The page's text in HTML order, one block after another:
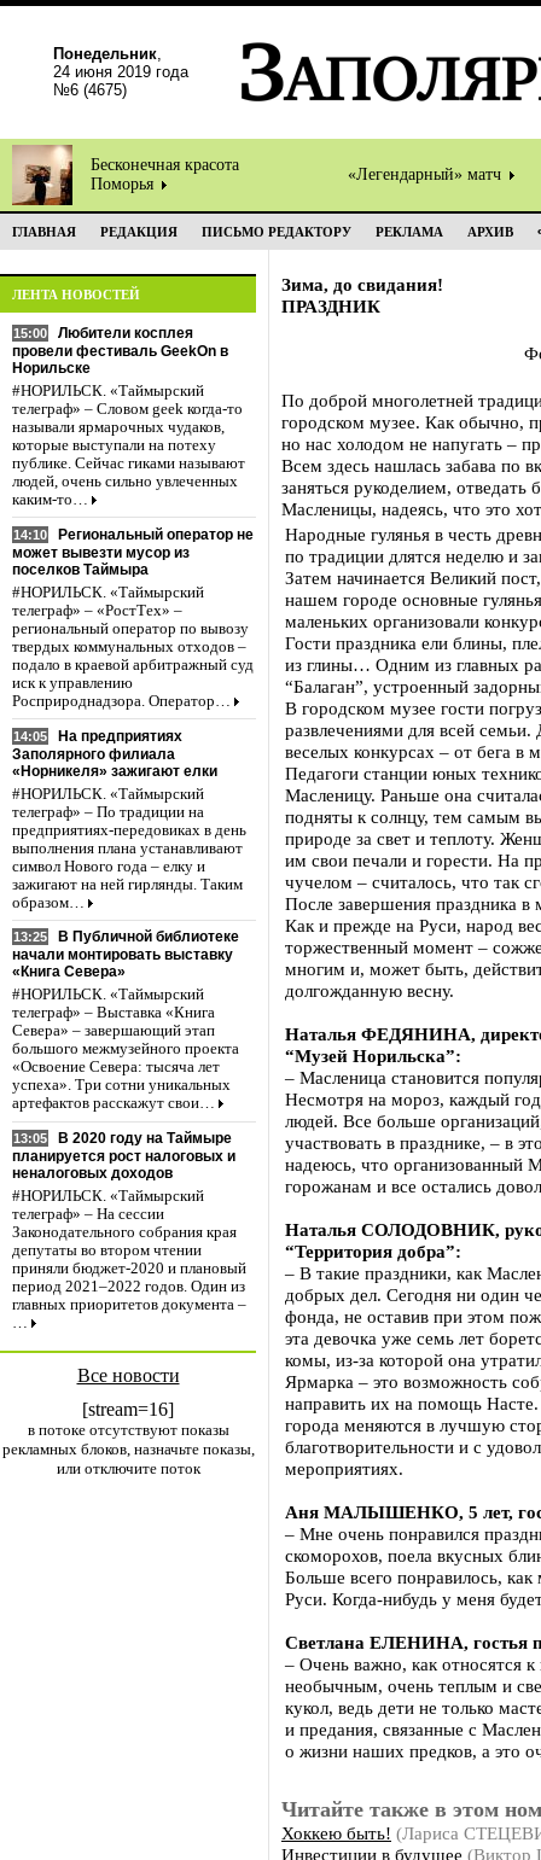
Понедельник,
24 июня 2019 года
№6 (4675)
Бесконечная красота
Поморья
«Легендарный» матч
ГЛАВНАЯ РЕДАКЦИЯ ПИСЬМО РЕДАКТОРУ РЕКЛАМА АРХИВ
ЛЕНТА НОВОСТЕЙ
15:00
Любители косплея
провели фестиваль GeekOn в
Норильске
#НОРИЛЬСК. «Таймырский
телеграф» – Словом geek когда-то
называли ярмарочных чудаков,
которые выступали на потеху
публике. Сейчас гиками называют
людей, очень сильно увлеченных
каким-то…
14:10
Региональный оператор не
может вывезти мусор из
поселков Таймыра
#НОРИЛЬСК. «Таймырский
телеграф» – «РостТех» –
региональный оператор по вывозу
твердых коммунальных отходов –
подало в краевой арбитражный суд
иск к управлению
Росприроднадзора. Оператор…
14:05
На предприятиях
Заполярного филиала
«Норникеля» зажигают елки
#НОРИЛЬСК. «Таймырский
телеграф» – По традиции на
предприятиях-передовиках в день
выполнения плана устанавливают
символ Нового года – елку и
зажигают на ней гирлянды. Таким
образом…
13:25
В Публичной библиотеке
начали монтировать выставку
«Книга Севера»
#НОРИЛЬСК. «Таймырский
телеграф» – Выставка «Книга
Севера» – завершающий этап
большого межмузейного проекта
«Освоение Севера: тысяча лет
успеха». Три сотни уникальных
артефактов расскажут свои…
13:05
В 2020 году на Таймыре
планируется рост налоговых и
неналоговых доходов
#НОРИЛЬСК. «Таймырский
телеграф» – На сессии
Законодательного собрания края
депутаты во втором чтении
приняли бюджет-2020 и плановый
период 2021–2022 годов. Один из
главных приоритетов документа –
…
Все новости
[stream=16]
в потоке отсутствуют показы
рекламных блоков, назначьте показы,
или отключите поток
Зима, до свидания!
ПРАЗДНИК
По доброй многолетней
городском музее. Как обычно,
но нас холодом не напугать –
Всем здесь нашлась забава по
заняться рукоделием, отведать
Масленицы, надеясь, что это
Народные гулянья в честь
по традиции длятся неделю и
Затем начинается Великий
нашем городе основные
маленьких организовали
Гости праздника ели блины,
из глины… Одним из главных
“Балаган”, устроенный
В городском музее гости
развлечениями для всей
веселых конкурсах – от бега в
Педагоги станции юных
Масленицу. Раньше она
подняты к солнцу, тем самым
природе за свет и теплоту.
им свои печали и горести. На
чучелом – считалось, что так
После завершения праздника в
Как и прежде на Руси, народ
торжественный момент –
многим и, может быть,
долгожданную весну.
Наталья ФЕДЯНИНА,
“Музей Норильска”:
– Масленица становится
Несмотря на мороз, каждый
людей. Все больше
участвовать в празднике, – в
надеюсь, что организованный
горожанам и все остались
Наталья СОЛОДОВНИК,
“Территория добра”:
– В такие праздники, как
добрых дел. Сегодня ни один
фонда, не оставив при этом
эта девочка уже семь лет
комы, из-за которой она
Ярмарка – это возможность
направить их на помощь
города меняются в лучшую
благотворительности и с
мероприятиях.
Аня МАЛЫШЕНКО, 5 лет,
– Мне очень понравился
скоморохов, поела вкусных
Больше всего понравилось,
Руси. Когда-нибудь у меня
Светлана ЕЛЕНИНА, гостья
– Очень важно, как относятся
необычным, очень теплым и
кукол, ведь дети не только
и предания, связанные с
о жизни наших предков, а это
Читайте также в этом
Хоккею быть! (Лариса
Инвестиции в будущее